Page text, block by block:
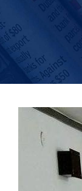
ШТО РАБОТИ
НАШИОТ ТИМ
НАШИ
ГОДИШНИ
ИСО 9001
ЕВОЛВ